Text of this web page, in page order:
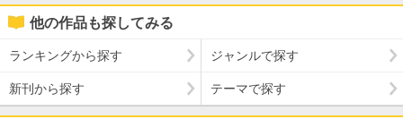
他の作品も探してみる
ランキングから探す ジャンルで探す
新刊から探す テーマで探す